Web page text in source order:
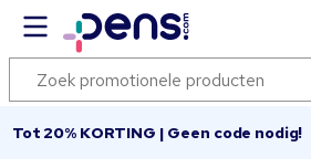
Tot 20% KORTING | Geen code nodig!